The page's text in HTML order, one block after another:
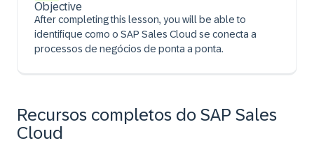
Objective
After completing this lesson, you will be able to
identifique como o SAP Sales Cloud se conecta a
processos de negócios de ponta a ponta.
Recursos completos do SAP Sales
Cloud